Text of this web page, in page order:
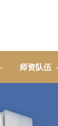
师资队伍